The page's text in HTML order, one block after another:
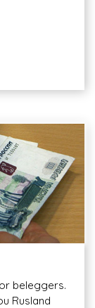
beleggers.
Rusland